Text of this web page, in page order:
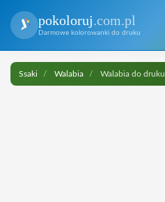
pokoloruj.com.pl
Darmowe kolorowanki do druku
Ssaki Walabia Walabia do druku